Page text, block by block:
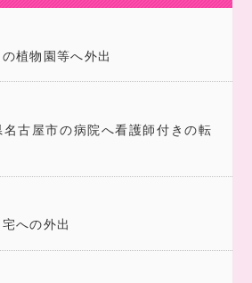
植物園等へ外出
古屋市の病院へ看護師付きの転
への外出